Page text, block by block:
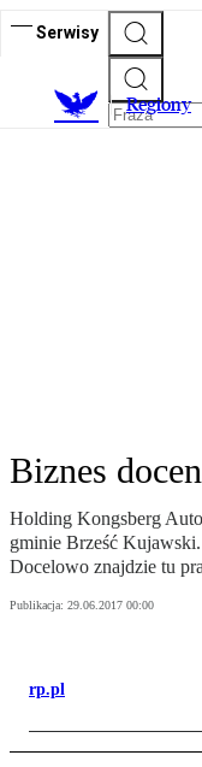
Serwisy
Regiony
Biznes
Holding Kongsberg
gminie Brześć
Docelowo znajdzie tu
Publikacja: 29.06.2017 00:00
rp.pl